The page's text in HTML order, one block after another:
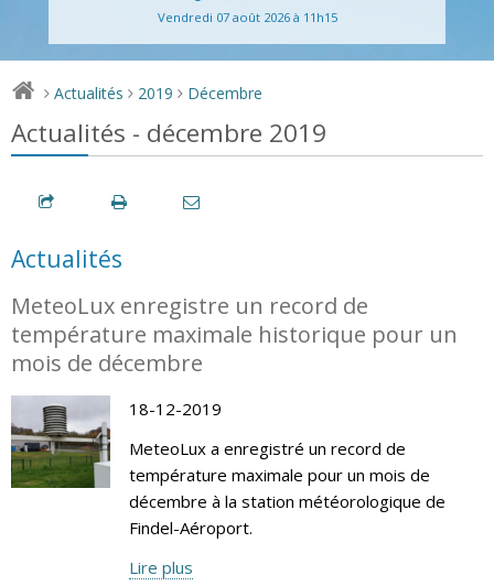
Vendredi 07 août 2026 à 11h15
> Actualités > 2019 > Décembre
Actualités - décembre 2019
Actualités
MeteoLux enregistre un record de
température maximale historique pour un
mois de décembre
18-12-2019
MeteoLux a enregistré un record de
température maximale pour un mois de
décembre à la station météorologique de
Findel-Aéroport.
Lire plus